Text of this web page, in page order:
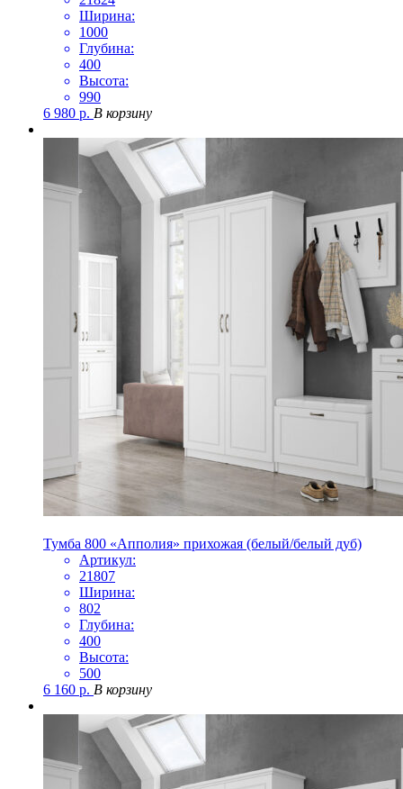
Ширина:
1000
Глубина:
400
Высота:
990
6 980 р. В корзину
Тумба 800 «Апполия» прихожая (белый/белый дуб)
Артикул:
21807
Ширина:
802
Глубина:
400
Высота:
500
6 160 р. В корзину